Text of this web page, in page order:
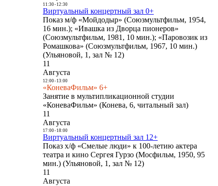
11:30- 12:30
Виртуальный концертный зал 0+
Показ м/ф «Мойдодыр» (Союзмультфильм, 1954,
16 мин.); «Ивашка из Дворца пионеров»
(Союзмультфильм, 1981, 10 мин.); «Паровозик из
Ромашкова» (Союзмультфильм, 1967, 10 мин.)
(Ульяновой, 1, зал № 12)
11
Августа
12:00- 13:00
«КоневаФильм» 6+
Занятие в мультипликационной студии
«КоневаФильм» (Конева, 6, читальный зал)
11
Августа
17:00- 18:00
Виртуальный концертный зал 12+
Показ х/ф «Смелые люди» к 100-летию актера
театра и кино Сергея Гурзо (Мосфильм, 1950, 95
мин.) (Ульяновой, 1, зал № 12)
11
Августа